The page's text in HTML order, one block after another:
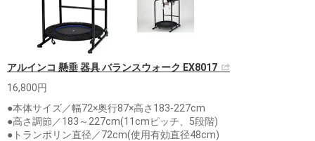
アルインコ 懸垂 器具 バランスウォーク EX8017
16,800円
●本体サイズ／幅72×奥行87×高さ183-227cm
●高さ調節／183～227cm(11cmピッチ、5段階)
●トランポリン直径／72cm(使用有効直径48cm)